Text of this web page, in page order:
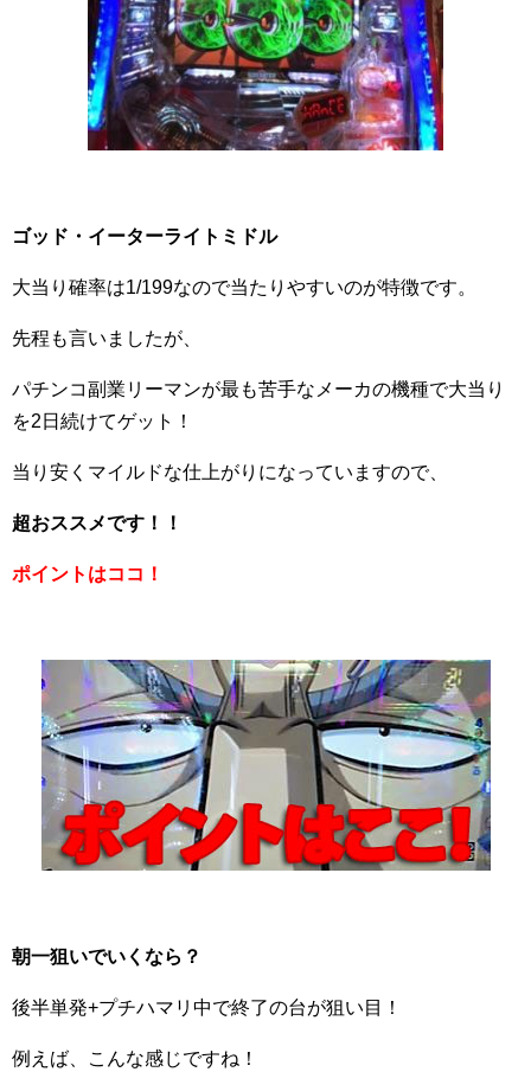
ゴッド・イーターライトミドル
大当り確率は1/199なので当たりやすいのが特徴です。
先程も言いましたが、
パチンコ副業リーマンが最も苦手なメーカの機種で大当り
を2日続けてゲット！
当り安くマイルドな仕上がりになっていますので、
超おススメです！！
ポイントはココ！
朝一狙いでいくなら？
後半単発+プチハマリ中で終了の台が狙い目！
例えば、こんな感じですね！